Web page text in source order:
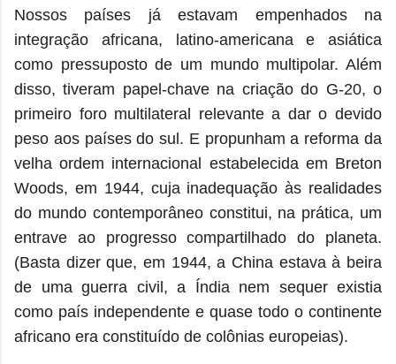
Nossos países já estavam empenhados na
integração africana, latino-americana e asiática
como pressuposto de um mundo multipolar. Além
disso, tiveram papel-chave na criação do G-20, o
primeiro foro multilateral relevante a dar o devido
peso aos países do sul. E propunham a reforma da
velha ordem internacional estabelecida em Breton
Woods, em 1944, cuja inadequação às realidades
do mundo contemporâneo constitui, na prática, um
entrave ao progresso compartilhado do planeta.
(Basta dizer que, em 1944, a China estava à beira
de uma guerra civil, a Índia nem sequer existia
como país independente e quase todo o continente
africano era constituído de colônias europeias).